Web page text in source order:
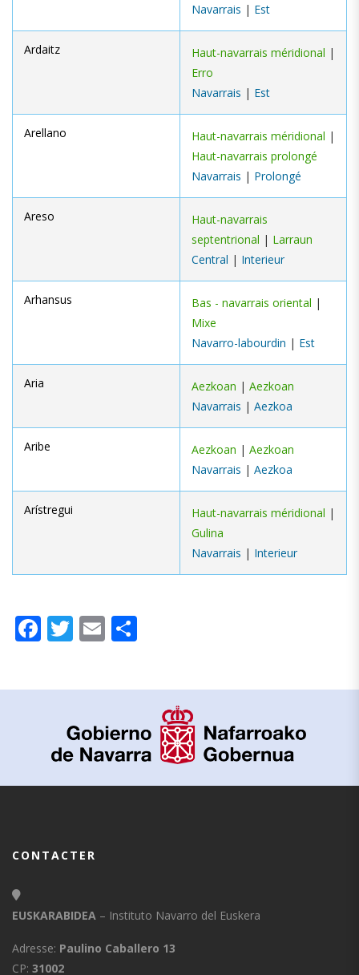
Navarrais | Est
Ardaitz Haut-navarrais méridional |
Erro
Navarrais | Est
Arellano Haut-navarrais méridional |
Haut-navarrais prolongé
Navarrais | Prolongé
Areso
Haut-navarrais
septentrional | Larraun
Central | Interieur
Arhansus Bas - navarrais oriental |
Mixe
Navarro-labourdin | Est
Aria Aezkoan | Aezkoan
Navarrais | Aezkoa
Aribe Aezkoan | Aezkoan
Navarrais | Aezkoa
Arístregui Haut-navarrais méridional |
Gulina
Navarrais | Interieur
Facebook
Twitter
Email
CONTACTER
EUSKARABIDEA – Instituto Navarro del Euskera
Adresse: Paulino Caballero 13
CP: 31002